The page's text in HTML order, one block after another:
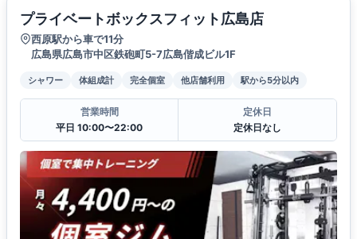
プライベートボックスフィット広島店
西原駅から車で11分
広島県広島市中区鉄砲町5-7広島偕成ビル1F
シャワー 体組成計 完全個室 他店舗利用 駅から5分以内
営業時間
平日 10:00〜22:00
定休日
定休日なし